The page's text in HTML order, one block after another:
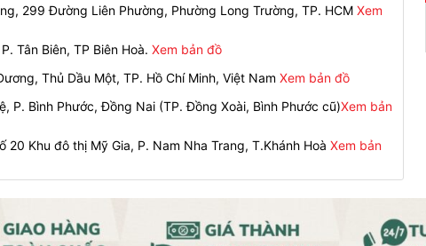
299 Đường Liên Phường, Phường Long Trường, TP. HCM Xem
Tân Biên, TP Biên Hoà. Xem bản đồ
Thủ Dầu Một, TP. Hồ Chí Minh, Việt Nam Xem bản đồ
P. Bình Phước, Đồng Nai (TP. Đồng Xoài, Bình Phước cũ)Xem bản
20 Khu đô thị Mỹ Gia, P. Nam Nha Trang, T.Khánh Hoà Xem bản